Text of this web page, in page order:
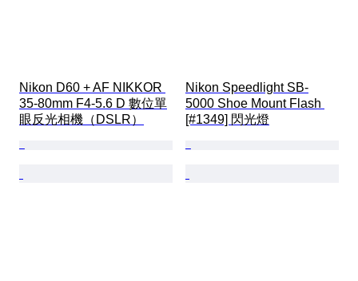
Nikon D60 + AF NIKKOR
35-80mm F4-5.6 D 數位單
眼反光相機（DSLR）
Nikon Speedlight SB-
5000 Shoe Mount Flash
[#1349] 閃光燈